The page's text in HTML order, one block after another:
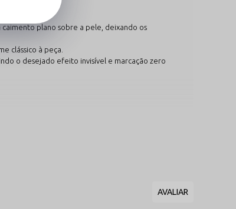
plano sobre a pele, deixando os
clássico à peça.
o desejado efeito invisível e marcação zero